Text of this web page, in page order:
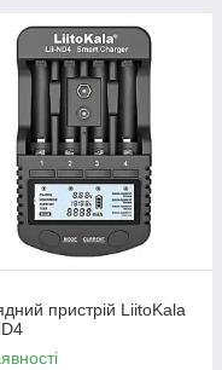
пристрій LiitoKala